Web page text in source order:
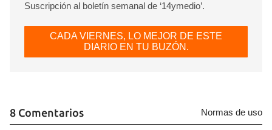
Suscripción al boletín semanal de ‘14ymedio’.
CADA VIERNES, LO MEJOR DE ESTE
DIARIO EN TU BUZÓN.
8 Comentarios Normas de uso